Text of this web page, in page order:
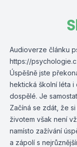
Audioverze článku
https://
Úspěšně jste
hektická školní léta
dospělé. Je
Začíná se zdát, že
životem však není
namísto zažívání
a zápolí s